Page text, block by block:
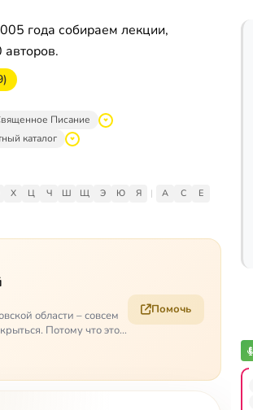
года собираем лекции,
Писание
каталог
Х Ц Ч Ш Щ Э Ю Я | A C
E
области – совсем
Потому что это
Помочь